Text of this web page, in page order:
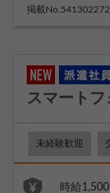
掲載
スマート
未経験歓迎
時給1,500